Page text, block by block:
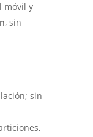
móvil y
, sin
sin